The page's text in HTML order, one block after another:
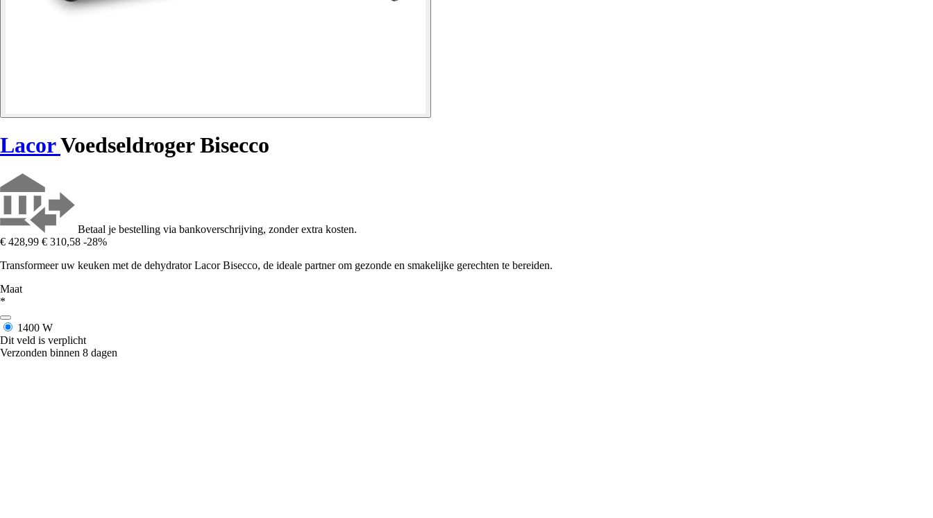
LacorVoedseldroger Bisecco
Betaal je bestelling via bankoverschrijving, zonder extra kosten.
€ 428,99 € 310,58 -28%
Transformeer uw keuken met de dehydrator Lacor Bisecco, de ideale partner om gezonde en smakelijke gerechten te bereiden.
Maat
*
1400 W
Dit veld is verplicht
Verzonden binnen 8 dagen